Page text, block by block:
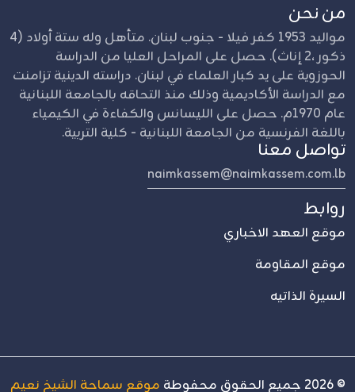
من نحن
مواليد 1953 كفر فيلا - جنوب لبنان. متأهل وله ستة أولاد (4
ذكور ،2 إناث). حصل على المراحل العليا من الدراسة
الحوزوية على يد كبار العلماء في لبنان. دراسته الدينية تزامنت
مع الدراسة الأكاديمية وذلك منذ التحاقه بالجامعة اللبنانية
عام 1970م. حصل على الليسانس والكفاءة في الكيمياء
باللغة الفرنسية من الجامعة اللبنانية - كلية التربية.
تواصل معنا
naimkassem@naimkassem.com.lb
روابط
موقع العهد الاخباري
موقع المقاومة
السيرة الذاتيه
©
2026 جميع الحقوق محفوطة موقع سماحة الشيخ نعيم